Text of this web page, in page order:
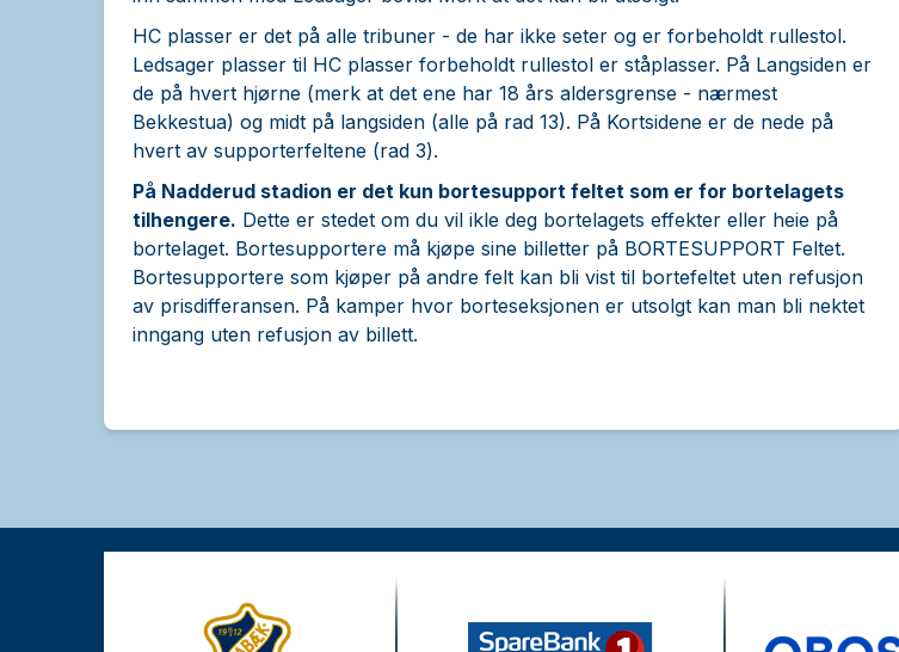
HC plasser er det på alle tribuner - de har ikke seter og er forbeholdt rullestol.
Ledsager plasser til HC plasser forbeholdt rullestol er ståplasser. På Langsiden er
de på hvert hjørne (merk at det ene har 18 års aldersgrense - nærmest
Bekkestua) og midt på langsiden (alle på rad 13). På Kortsidene er de nede på
hvert av supporterfeltene (rad 3).
På Nadderud stadion er det kun bortesupport feltet som er for bortelagets
tilhengere. Dette er stedet om du vil ikle deg bortelagets effekter eller heie på
bortelaget. Bortesupportere må kjøpe sine billetter på BORTESUPPORT Feltet.
Bortesupportere som kjøper på andre felt kan bli vist til bortefeltet uten refusjon
av prisdifferansen. På kamper hvor borteseksjonen er utsolgt kan man bli nektet
inngang uten refusjon av billett.